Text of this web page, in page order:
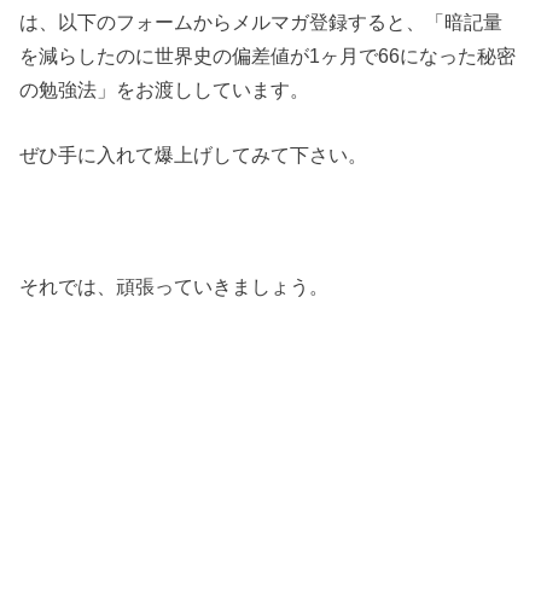
は、以下のフォームからメルマガ登録すると、「暗記量
を減らしたのに世界史の偏差値が1ヶ月で66になった秘密
の勉強法」をお渡ししています。
ぜひ手に入れて爆上げしてみて下さい。
それでは、頑張っていきましょう。